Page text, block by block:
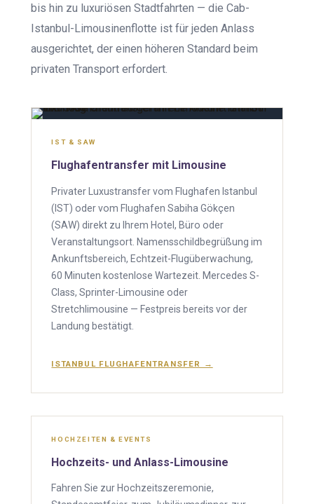
bis hin zu luxuriösen Stadtfahrten — die Cab-
Istanbul-Limousinenflotte ist für jeden Anlass
ausgerichtet, der einen höheren Standard beim
privaten Transport erfordert.
IST & SAW
Flughafentransfer mit Limousine
Privater Luxustransfer vom Flughafen Istanbul
(IST) oder vom Flughafen Sabiha Gökçen
(SAW) direkt zu Ihrem Hotel, Büro oder
Veranstaltungsort. Namensschildbegrüßung im
Ankunftsbereich, Echtzeit-Flugüberwachung,
60 Minuten kostenlose Wartezeit. Mercedes S-
Class, Sprinter-Limousine oder
Stretchlimousine — Festpreis bereits vor der
Landung bestätigt.
ISTANBUL FLUGHAFENTRANSFER →
HOCHZEITEN & EVENTS
Hochzeits- und Anlass-Limousine
Fahren Sie zur Hochzeitszeremonie,